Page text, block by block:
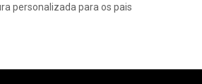
personalizada para os pais